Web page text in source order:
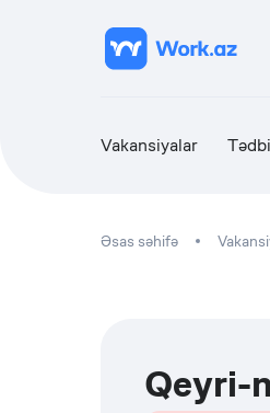
Vakansiyalar
Əsas səhifə
Qeyri-